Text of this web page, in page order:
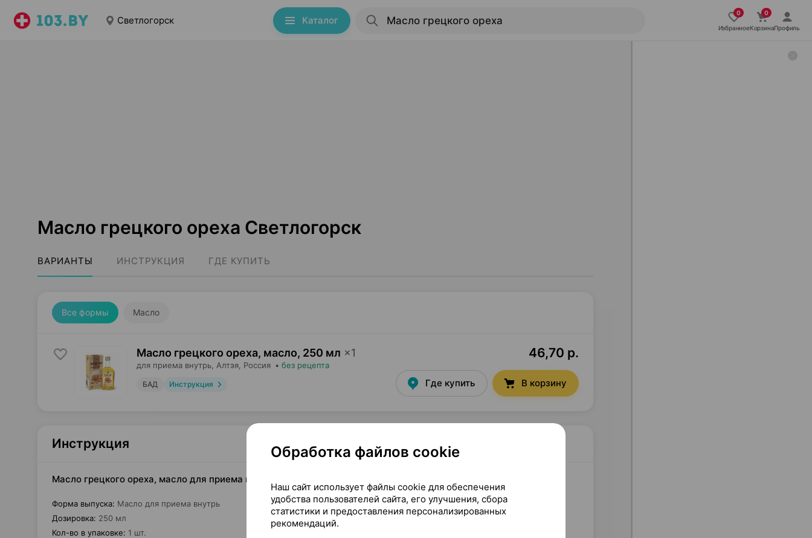
Светлогорск Каталог
ИзбранноеКорзинаПрофиль
Масло грецкого ореха Светлогорск
ВАРИАНТЫ ИНСТРУКЦИЯ ГДЕ КУПИТЬ
Все формы Масло
Масло грецкого ореха, масло, 250 мл ×1
для приема внутрь, Алтэя , Россия • без рецепта
БАД Инструкция
46,70 р.
Где купить В корзину
Инструкция
Масло грецкого ореха, масло для приема внутрь, 250 мл ×1, Алтэя Россия
Форма выпуска: Масло для приема внутрь
Дозировка: 250 мл
Кол-во в упаковке: 1 шт.
Обработка файлов cookie
Наш сайт использует файлы cookie для обеспечения
удобства пользователей сайта, его улучшения, сбора
статистики и предоставления персонализированных
рекомендаций.